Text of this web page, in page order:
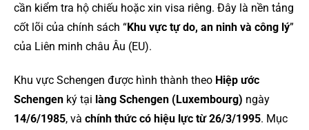
cần kiểm tra hộ chiếu hoặc xin visa riêng. Đây là nền tảng
cốt lõi của chính sách “Khu vực tự do, an ninh và công lý”
của Liên minh châu Âu (EU).
Khu vực Schengen được hình thành theo Hiệp ước
Schengen ký tại làng Schengen (Luxembourg) ngày
14/6/1985, và chính thức có hiệu lực từ 26/3/1995. Mục